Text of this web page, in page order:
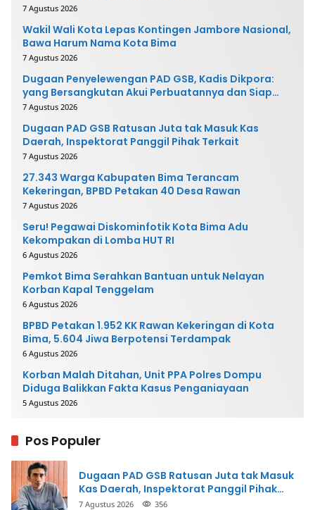
7 Agustus 2026
Wakil Wali Kota Lepas Kontingen Jambore Nasional,
Bawa Harum Nama Kota Bima
7 Agustus 2026
Dugaan Penyelewengan PAD GSB, Kadis Dikpora:
yang Bersangkutan Akui Perbuatannya dan Siap
Mengembalikan Uang
7 Agustus 2026
Dugaan PAD GSB Ratusan Juta tak Masuk Kas
Daerah, Inspektorat Panggil Pihak Terkait
7 Agustus 2026
27.343 Warga Kabupaten Bima Terancam
Kekeringan, BPBD Petakan 40 Desa Rawan
7 Agustus 2026
Seru! Pegawai Diskominfotik Kota Bima Adu
Kekompakan di Lomba HUT RI
6 Agustus 2026
Pemkot Bima Serahkan Bantuan untuk Nelayan
Korban Kapal Tenggelam
6 Agustus 2026
BPBD Petakan 1.952 KK Rawan Kekeringan di Kota
Bima, 5.604 Jiwa Berpotensi Terdampak
6 Agustus 2026
Korban Malah Ditahan, Unit PPA Polres Dompu
Diduga Balikkan Fakta Kasus Penganiayaan
5 Agustus 2026
Pos Populer
Dugaan PAD GSB Ratusan Juta tak Masuk
Kas Daerah, Inspektorat Panggil Pihak
Terkait
7 Agustus 2026 356